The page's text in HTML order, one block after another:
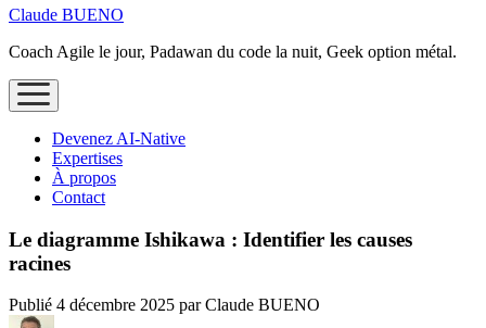
Claude BUENO
Coach Agile le jour, Padawan du code la nuit, Geek option métal.
ouvrir
le
Devenez AI‑Native
Expertises
À propos
Contact
Le diagramme Ishikawa : Identifier les causes
racines
Publié 4 décembre 2025 par Claude BUENO